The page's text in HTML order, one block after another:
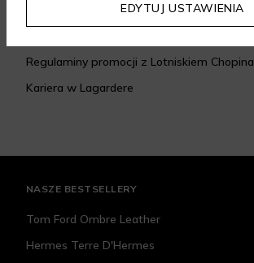
Regulaminy promocji
Regulaminy promocji z Lotniskiem Chopina
Kariera w Lagardere
NASZE BESTSELLERY
Tom Ford Ombre Leather
Hermes Terre D'Hermes
EDYTUJ USTAWIENIA